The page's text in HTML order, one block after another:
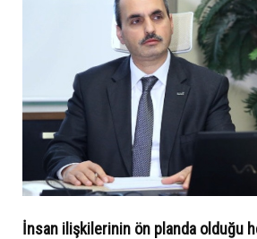
İnsan ilişkilerinin ön planda olduğu